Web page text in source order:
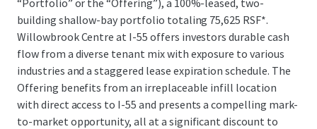
“Portfolio” or the “Offering”), a 100%-leased, two-
building shallow-bay portfolio totaling 75,625 RSF*.
Willowbrook Centre at I-55 offers investors durable cash
flow from a diverse tenant mix with exposure to various
industries and a staggered lease expiration schedule. The
Offering benefits from an irreplaceable infill location
with direct access to I-55 and presents a compelling mark-
to-market opportunity, all at a significant discount to